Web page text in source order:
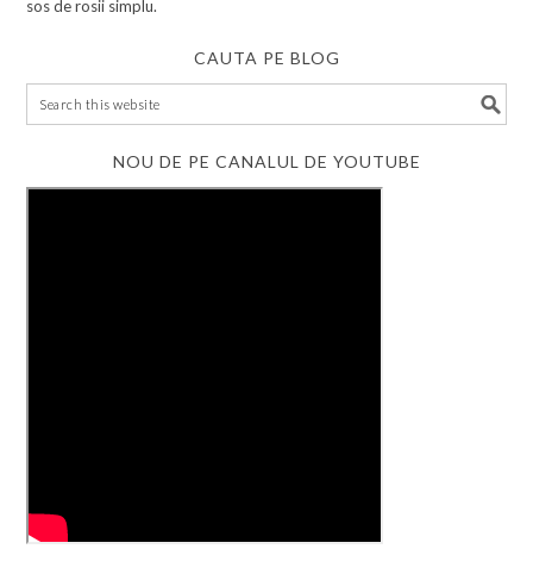
sos de rosii simplu.
CAUTA PE BLOG
NOU DE PE CANALUL DE YOUTUBE